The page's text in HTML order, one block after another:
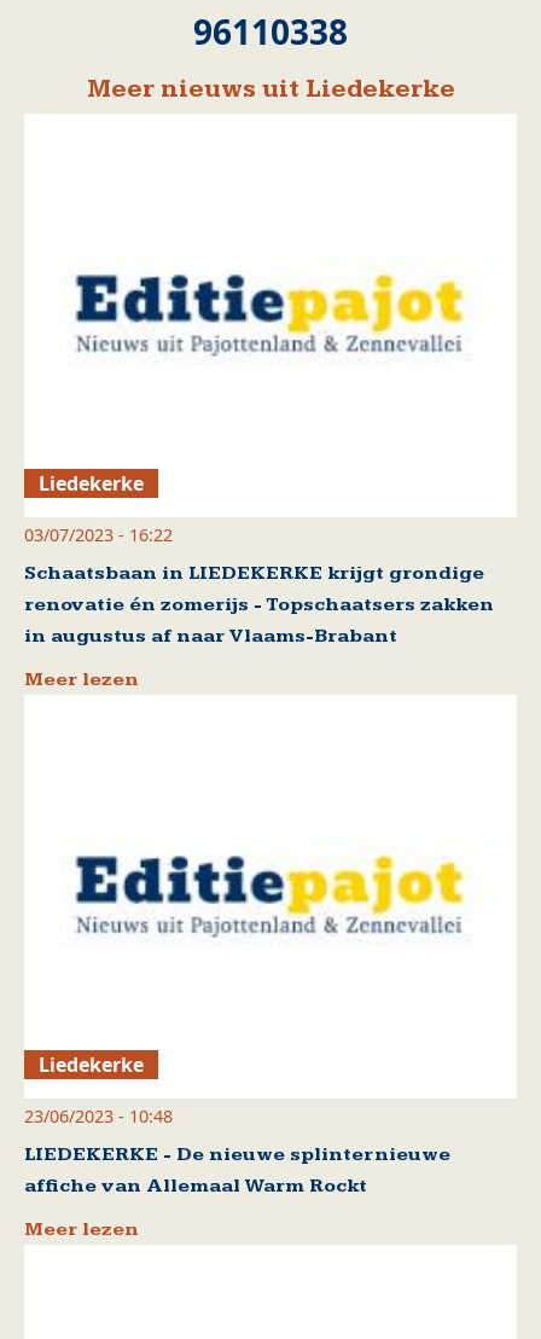
96110338
Meer nieuws uit Liedekerke
Liedekerke
03/07/2023 - 16:22
Schaatsbaan in LIEDEKERKE krijgt grondige
renovatie én zomerijs - Topschaatsers zakken
in augustus af naar Vlaams-Brabant
Meer lezen
Liedekerke
23/06/2023 - 10:48
LIEDEKERKE - De nieuwe splinternieuwe
affiche van Allemaal Warm Rockt
Meer lezen